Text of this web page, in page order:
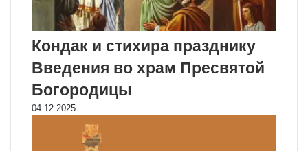
Кондак и стихира празднику
Введения во храм Пресвятой
Богородицы
04.12.2025